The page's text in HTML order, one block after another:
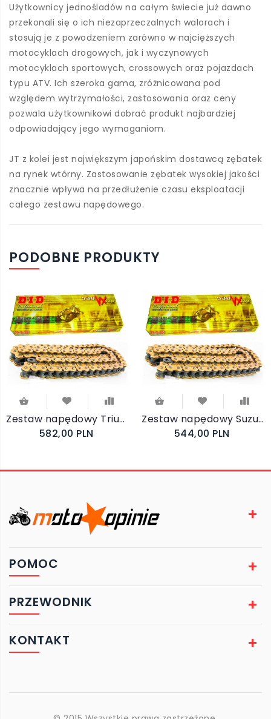
Użytkownicy jednośladów na całym świecie już dawno
przekonali się o ich niezaprzeczalnych walorach i
stosują je z powodzeniem zarówno w najcięższych
motocyklach drogowych, jak i wyczynowych
motocyklach sportowych, crossowych oraz pojazdach
typu ATV. Ich szeroka gama, zróżnicowana pod
względem wytrzymałości, zastosowania oraz ceny
pozwala użytkownikowi dobrać produkt najbardziej
odpowiadający jego wymaganiom.
JT z kolei jest największym japońskim dostawcą zębatek
na rynek wtórny. Zastosowanie zębatek wysokiej jakości
znacznie wpływa na przedłużenie czasu eksploatacji
całego zestawu napędowego.
PODOBNE PRODUKTY
Zestaw napędowy Triumph Tiger 1050 2007-2013 (DID VX, JT)
582,00 PLN
Zestaw napędowy Suzuki GSX-R 1100 1993-1994 (DID VX, JT)
544,00 PLN
POMOC
PRZEWODNIK
KONTAKT